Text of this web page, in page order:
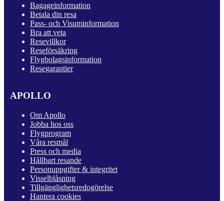
Bagageinformation
Betala din resa
Pass- och Visuminformation
Bra att veta
Resevillkor
Reseförsäkring
Flygbolagsinformation
Resegarantier
APOLLO
Om Apollo
Jobba hos oss
Flygprogram
Våra resmål
Press och media
Hållbart resande
Personuppgifter & integritet
Visselblåsning
Tillgänglighetsredogörelse
Hantera cookies